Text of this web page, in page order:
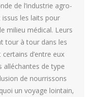
de l’industrie agro-
issus les laits pour
milieu médical. Leurs
tour à tour dans les
d’entre eux
de type
de nourrissons
un voyage lointain,